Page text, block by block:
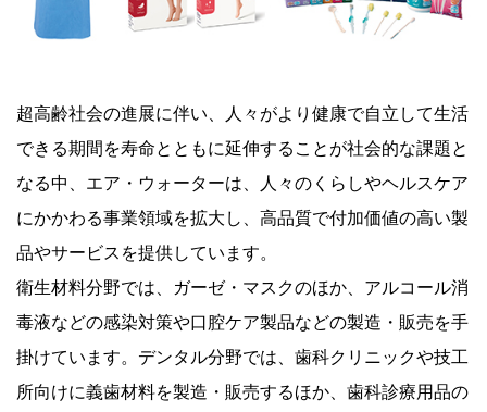
超高齢社会の進展に伴い、人々がより健康で自立して生活
できる期間を寿命とともに延伸することが社会的な課題と
なる中、エア・ウォーターは、人々のくらしやヘルスケア
にかかわる事業領域を拡大し、高品質で付加価値の高い製
品やサービスを提供しています。
衛生材料分野では、ガーゼ・マスクのほか、アルコール消
毒液などの感染対策や口腔ケア製品などの製造・販売を手
掛けています。デンタル分野では、歯科クリニックや技工
所向けに義歯材料を製造・販売するほか、歯科診療用品の